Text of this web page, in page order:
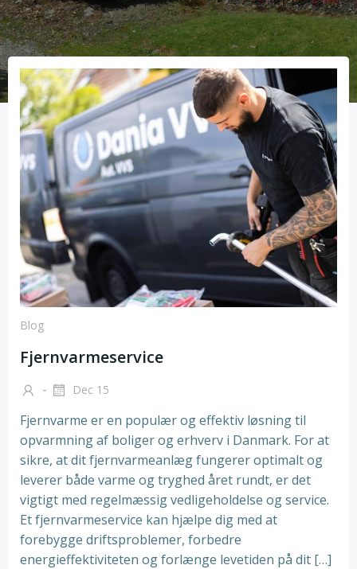
Blog
Fjernvarmeservice
- Dec 15
Fjernvarme er en populær og effektiv løsning til
opvarmning af boliger og erhverv i Danmark. For at
sikre, at dit fjernvarmeanlæg fungerer optimalt og
leverer både varme og tryghed året rundt, er det
vigtigt med regelmæssig vedligeholdelse og service.
Et fjernvarmeservice kan hjælpe dig med at
forebygge driftsproblemer, forbedre
energieffektiviteten og forlænge levetiden på dit […]